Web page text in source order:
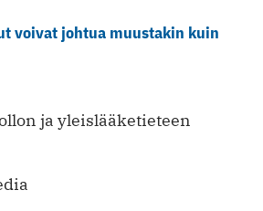
voivat johtua muustakin kuin
ja yleislääketieteen